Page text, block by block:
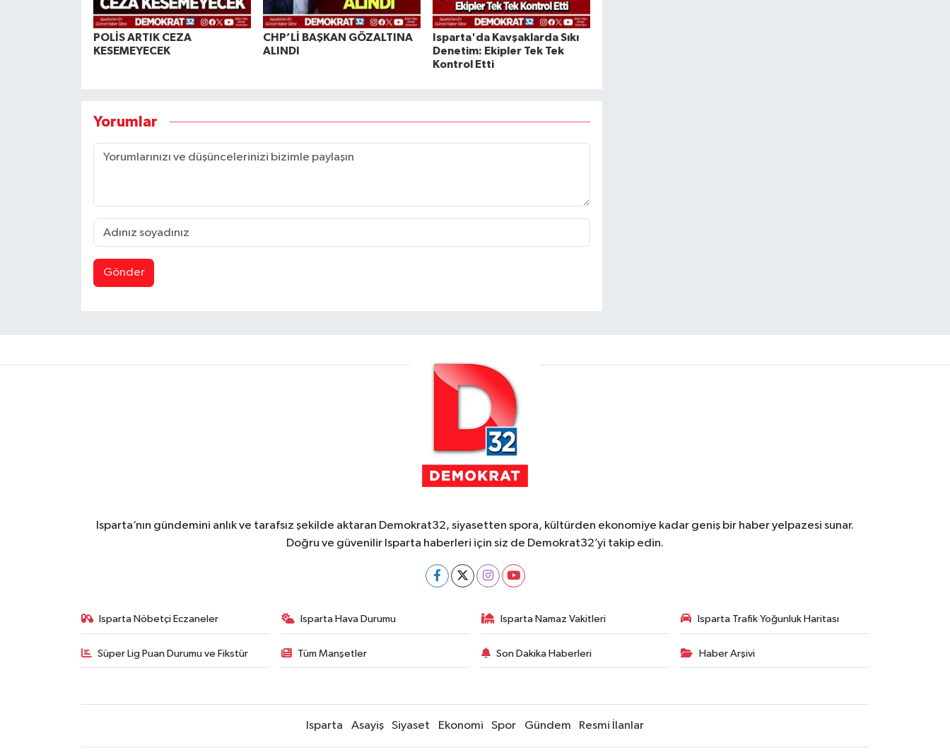
POLİS ARTIK CEZA
KESEMEYECEK
CHP’Lİ BAŞKAN GÖZALTINA
ALINDI
Isparta'da Kavşaklarda Sıkı
Denetim: Ekipler Tek Tek
Kontrol Etti
Yorumlar
Gönder
Isparta’nın gündemini anlık ve tarafsız şekilde aktaran Demokrat32, siyasetten spora, kültürden ekonomiye kadar geniş bir haber yelpazesi sunar.
Doğru ve güvenilir Isparta haberleri için siz de Demokrat32’yi takip edin.
Isparta Nöbetçi Eczaneler Isparta Hava Durumu Isparta Namaz Vakitleri Isparta Trafik Yoğunluk Haritası
Süper Lig Puan Durumu ve Fikstür Tüm Manşetler Son Dakika Haberleri Haber Arşivi
Isparta Asayiş Siyaset Ekonomi Spor Gündem Resmi İlanlar